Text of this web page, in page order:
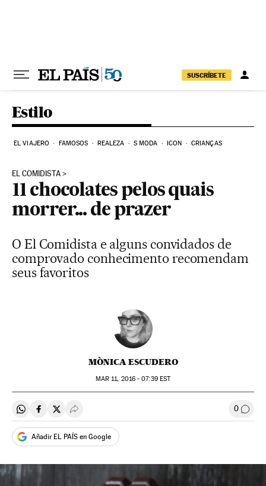
SUSCRÍBETE
Estilo
EL VIAJERO FAMOSOS REALEZA S MODA ICON CRIANÇAS
EL COMIDISTA
11 chocolates pelos quais
morrer... de prazer
O El Comidista e alguns convidados de
comprovado conhecimento recomendam
seus favoritos
MÒNICA ESCUDERO
MAR 11, 2016 - 07:39EST
Compartir en Whatsapp
Compartir en Facebook
Compartir en Twitter
Desplegar Redes Sociales 0
Añadir EL PAÍS en Google